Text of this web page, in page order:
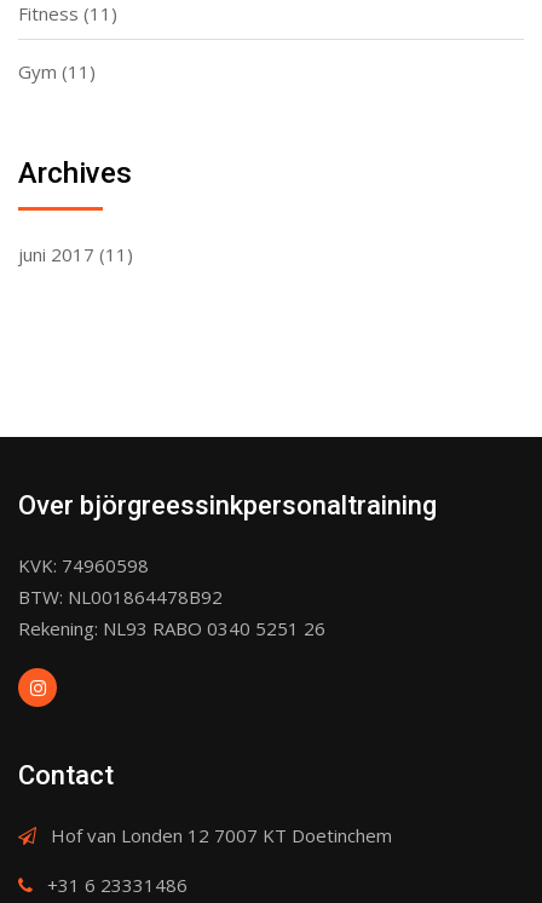
Fitness (11)
Gym (11)
Archives
juni 2017 (11)
Over björgreessinkpersonaltraining
KVK: 74960598
BTW: NL001864478B92
Rekening: NL93 RABO 0340 5251 26
Contact
Hof van Londen 12 7007 KT Doetinchem
+31 6 23331486